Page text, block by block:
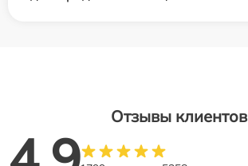
Отзывы клиентов